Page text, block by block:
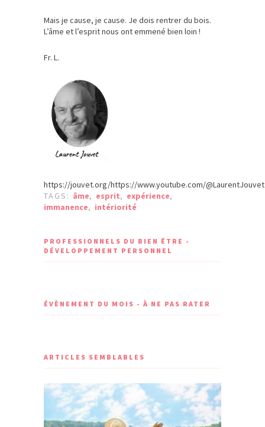
Mais je cause, je cause. Je dois rentrer du bois.
L’âme et l’esprit nous ont emmené bien loin !
Fr. L.
https://jouvet.org/https://www.youtube.com/@LaurentJouvet
TAGS: âme, esprit, expérience,
immanence, intériorité
PROFESSIONNELS DU BIEN ÊTRE -
DÉVELOPPEMENT PERSONNEL
ÉVÈNEMENT DU MOIS - À NE PAS RATER
ARTICLES SEMBLABLES